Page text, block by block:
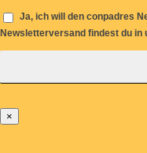
Ja, ich will den conpadres
Newsletterversand findest du
×